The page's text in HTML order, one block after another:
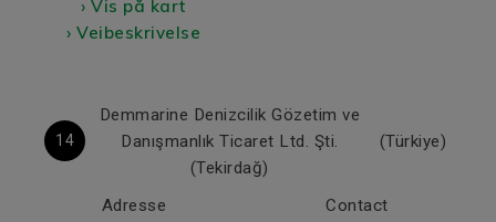
› Vis på kart
› Veibeskrivelse
14
Demmarine Denizcilik Gözetim ve
Danışmanlık Ticaret Ltd. Şti.
(Tekirdağ)
(Türkiye)
Adresse
Contact